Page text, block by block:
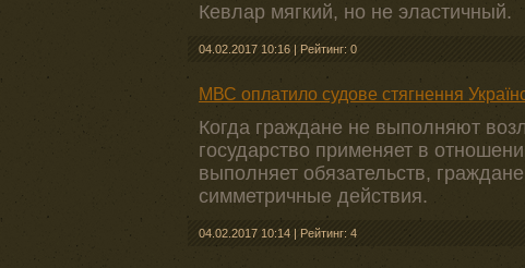
Кевлар мягкий, но не эластичный.
04.02.2017 10:16 | Рейтинг: 0
МВС оплатило судове стягнення
Когда граждане не выполняют
государство применяет в
выполняет обязательств,
симметричные действия.
04.02.2017 10:14 | Рейтинг: 4